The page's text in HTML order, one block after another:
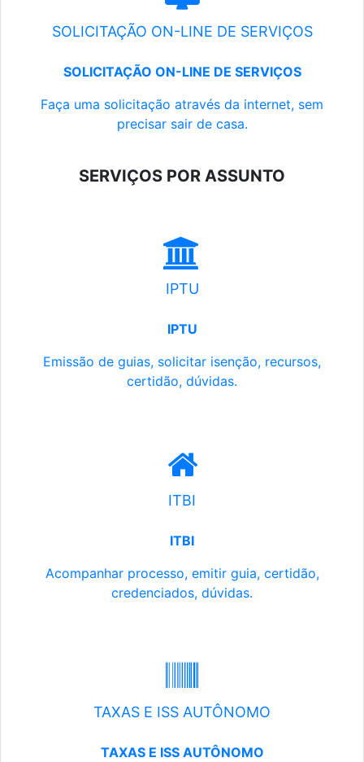
SOLICITAÇÃO ON-LINE DE SERVIÇOS
SOLICITAÇÃO ON-LINE DE SERVIÇOS
Faça uma solicitação através da internet, sem
precisar sair de casa.
SERVIÇOS POR ASSUNTO
IPTU
IPTU
Emissão de guias, solicitar isenção, recursos,
certidão, dúvidas.
ITBI
ITBI
Acompanhar processo, emitir guia, certidão,
credenciados, dúvidas.
TAXAS E ISS AUTÔNOMO
TAXAS E ISS AUTÔNOMO